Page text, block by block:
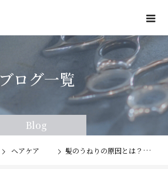
Blog
Blog
ブログ一覧
ヘアケア 髪のうねりの原因とは？さまざまな対策法を解説します！